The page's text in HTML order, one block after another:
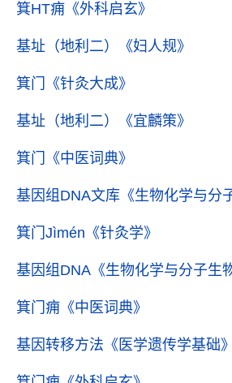
箕HT痈 《外科启玄》
基址（地利二） 《妇人规》
箕门 《针灸大成》
基址（地利二） 《宜麟策》
箕门 《中医词典》
基因组DNA文库 《生物化学与分
箕门Jìmén 《针灸学》
基因组DNA 《生物化学与分子生
箕门痈 《中医词典》
基因转移方法 《医学遗传学基础》